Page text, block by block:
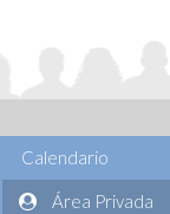
Calendario
Área Privada